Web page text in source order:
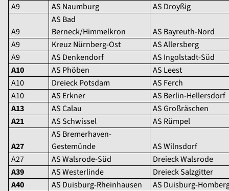
A9 AS Naumburg AS Droyßig
A9
AS Bad
Berneck/Himmelkron
AS Bayreuth-Nord
A9
Kreuz Nürnberg-Ost
AS Allersberg
A9
AS Denkendorf
AS Ingolstadt-Süd
A10
AS Phöben
AS Leest
A10
Dreieck Potsdam
AS Ferch
A10
AS Erkner
AS Berlin-Hellersdorf
A13
AS Calau
AS Großräschen
A21
AS Schwissel AS Rümpel
A27
AS Bremerhaven-
Gestemünde
AS Wilnsdorf
A27
AS Walsrode-Süd
Dreieck Walsrode
A39
AS Westerlinde
Dreieck Salzgitter
A40
AS Duisburg-Rheinhausen AS Duisburg-